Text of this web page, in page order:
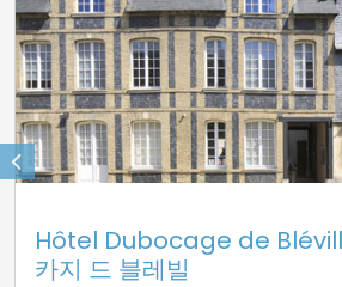
Hôtel Dubocage de
카지 드 블레빌